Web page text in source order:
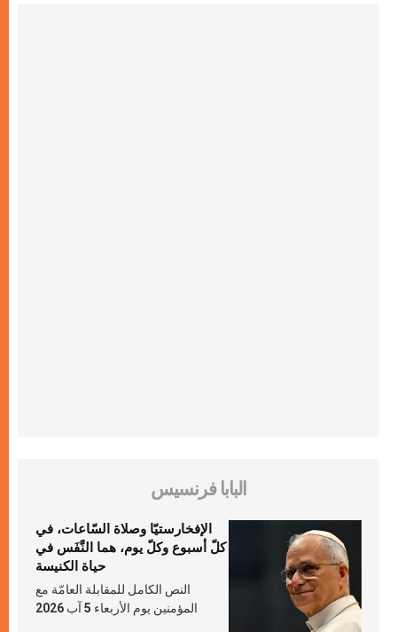
البابا فرنسيس
الإفخارستيّا وصلاة السّاعات، في
كلّ أسبوع وكلّ يوم، هما النَّفَس في
حياة الكنيسة
النص الكامل للمقابلة العامّة مع
المؤمنين يوم الأربعاء 5 آب 2026